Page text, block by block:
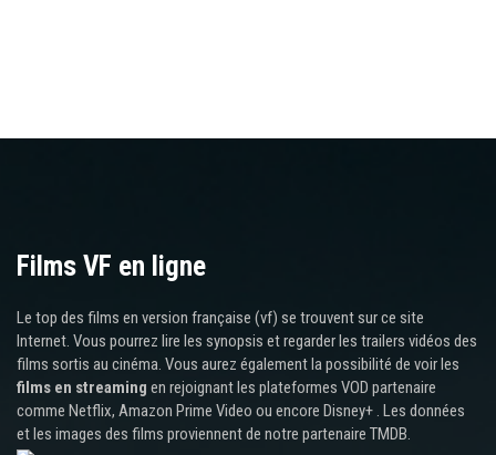
Films VF en ligne
Le top des films en version française (vf) se trouvent sur ce site
Internet. Vous pourrez lire les synopsis et regarder les trailers vidéos des
films sortis au cinéma. Vous aurez également la possibilité de voir les
films en streaming en rejoignant les plateformes VOD partenaire
comme Netflix, Amazon Prime Video ou encore Disney+ . Les données
et les images des films proviennent de notre partenaire TMDB.